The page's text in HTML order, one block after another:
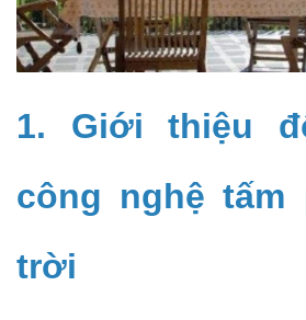
1. Giới thiệu
công nghệ tấm
trời